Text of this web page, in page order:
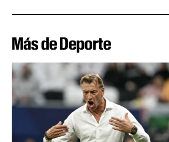
Más de Deporte